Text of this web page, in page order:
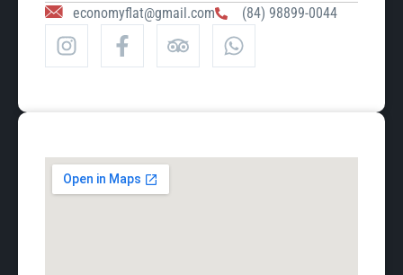
economyflat@gmail.com
(84) 98899-0044